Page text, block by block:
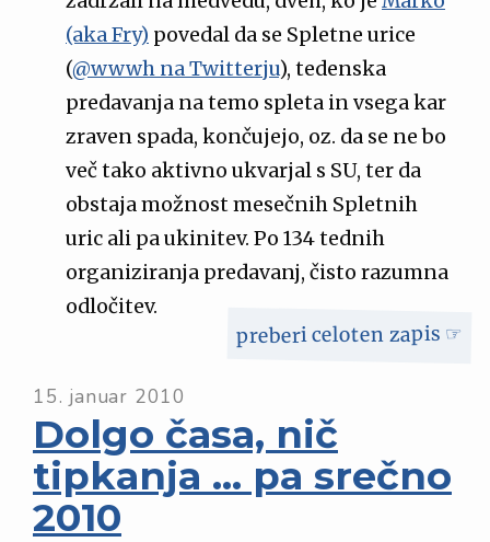
(aka Fry) povedal da se Spletne urice
(@wwwh na Twitterju), tedenska
predavanja na temo spleta in vsega kar
zraven spada, končujejo, oz. da se ne bo
več tako aktivno ukvarjal s SU, ter da
obstaja možnost mesečnih Spletnih
uric ali pa ukinitev. Po 134 tednih
organiziranja predavanj, čisto razumna
odločitev.
preberi celoten zapis ☞
15. januar 2010
Dolgo časa, nič
tipkanja … pa srečno
2010